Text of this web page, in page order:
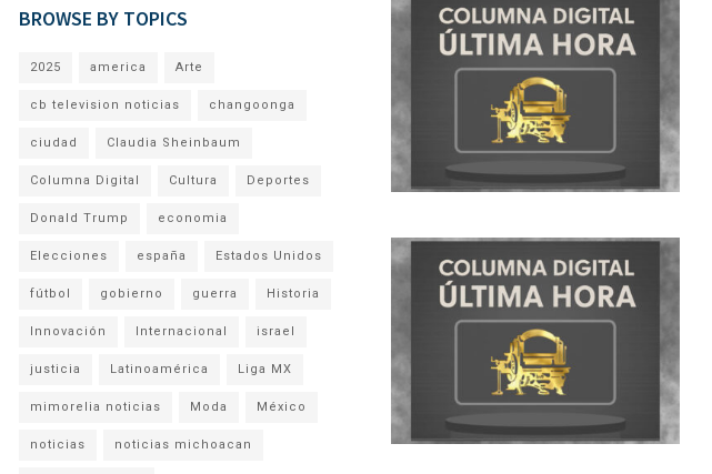
BROWSE BY TOPICS
2025 america Arte
cb television noticias changoonga
ciudad Claudia Sheinbaum
Columna Digital Cultura Deportes
Donald Trump economia
Elecciones españa Estados Unidos
fútbol gobierno guerra Historia
Innovación Internacional israel
justicia Latinoamérica Liga MX
mimorelia noticias Moda México
noticias noticias michoacan